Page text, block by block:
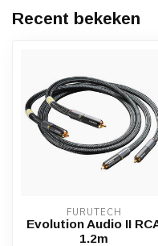
Recent bekeken
FURUTECH
Evolution Audio II
1.2m